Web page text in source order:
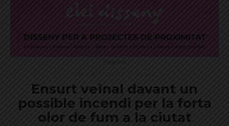
Publicitat
Ensurt veïnal davant un
possible incendi per la forta
olor de fum a la ciutat